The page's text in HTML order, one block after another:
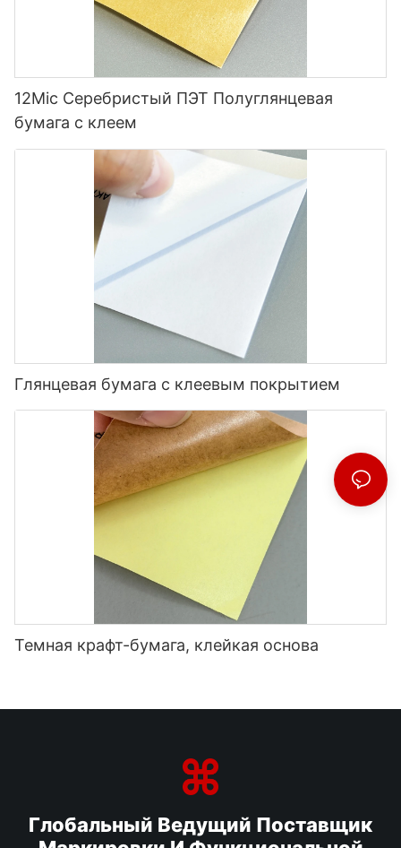
12Mic Серебристый ПЭТ Полуглянцевая
бумага с клеем
Глянцевая бумага с клеевым покрытием
Темная крафт-бумага, клейкая основа
Глобальный Ведущий Поставщик